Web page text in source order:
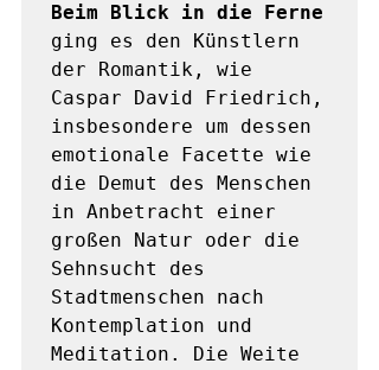
Beim Blick in die Ferne
ging es den Künstlern
der Romantik, wie
Caspar David Friedrich,
insbesondere um dessen
emotionale Facette wie
die Demut des Menschen
in Anbetracht einer
großen Natur oder die
Sehnsucht des
Stadtmenschen nach
Kontemplation und
Meditation. Die Weite